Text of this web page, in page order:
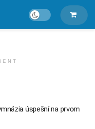
úspešní na prvom